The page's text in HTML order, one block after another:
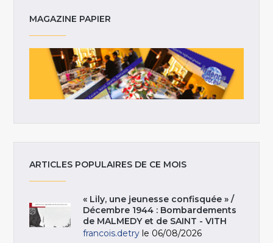
MAGAZINE PAPIER
ARTICLES POPULAIRES DE CE MOIS
« Lily, une jeunesse confisquée » /
Décembre 1944 : Bombardements
de MALMEDY et de SAINT - VITH
francois.detry le 06/08/2026